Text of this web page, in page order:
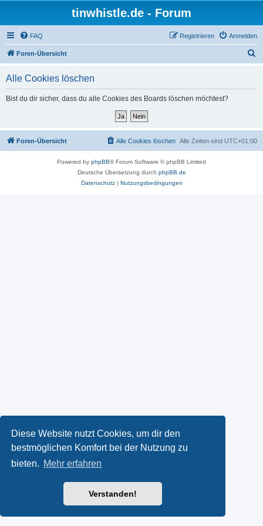
Diese Website nutzt Cookies, um dir den
bestmöglichen Komfort bei der Nutzung zu
bieten. Mehr erfahren
Verstanden!
tinwhistle.de - Forum
FAQ Anmelden
Registrieren
Foren-Übersicht
Alle Cookies löschen
Bist du dir sicher, dass du alle Cookies des Boards löschen möchtest?
Foren-Übersicht Alle Zeiten sind UTC+01:00
Alle Cookies löschen
Powered by phpBB® Forum Software © phpBB Limited
Deutsche Übersetzung durch phpBB.de
Datenschutz| Nutzungsbedingungen